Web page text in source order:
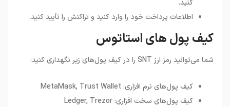
کنید.
اطلاعات پرداخت خود را وارد کنید و تراکنش را تأیید کنید.
کیف پول های استاتوس
شما می‌توانید رمز ارز SNT را در کیف پول‌های زیر نگهداری کنید:
کیف پول‌های نرم افزاری: MetaMask, Trust Wallet
کیف پول‌های سخت افزاری: Ledger, Trezor